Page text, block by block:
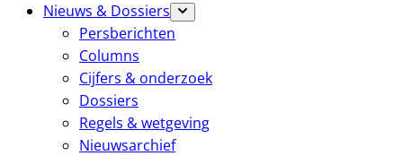
Nieuws & Dossiers
Persberichten
Columns
Cijfers & onderzoek
Dossiers
Regels & wetgeving
Nieuwsarchief